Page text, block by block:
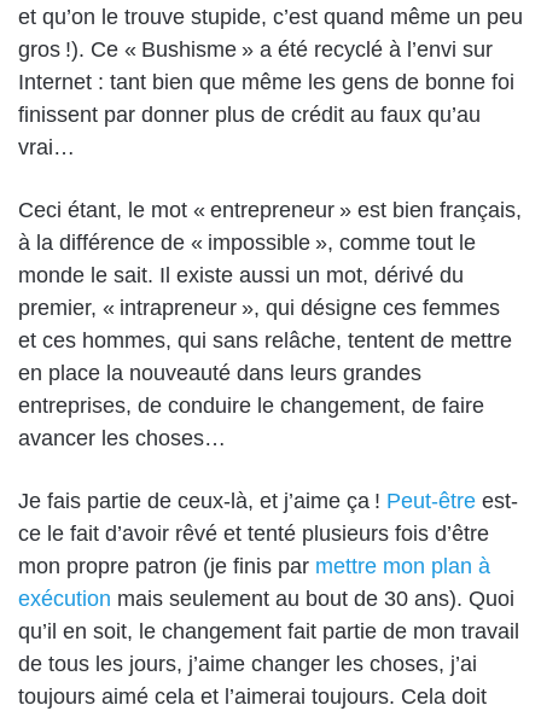
et qu’on le trouve stupide, c’est quand même un peu
gros !). Ce « Bushisme » a été recyclé à l’envi sur
Internet : tant bien que même les gens de bonne foi
finissent par donner plus de crédit au faux qu’au
vrai…
Ceci étant, le mot « entrepreneur » est bien français,
à la différence de « impossible », comme tout le
monde le sait. Il existe aussi un mot, dérivé du
premier, « intrapreneur », qui désigne ces femmes
et ces hommes, qui sans relâche, tentent de mettre
en place la nouveauté dans leurs grandes
entreprises, de conduire le changement, de faire
avancer les choses…
Je fais partie de ceux-là, et j’aime ça ! Peut-être est-
ce le fait d’avoir rêvé et tenté plusieurs fois d’être
mon propre patron (je finis par mettre mon plan à
exécution mais seulement au bout de 30 ans). Quoi
qu’il en soit, le changement fait partie de mon travail
de tous les jours, j’aime changer les choses, j’ai
toujours aimé cela et l’aimerai toujours. Cela doit